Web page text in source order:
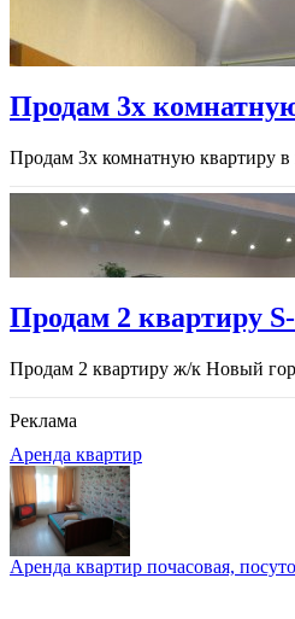
Продам 3х
Продам 3х комнатную квартиру в
Продам 2 квартиру
Продам 2 квартиру ж/к Новый
Реклама
Аренда квартир
Аренда квартир почасовая,